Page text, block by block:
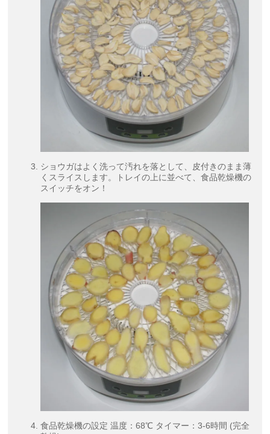
ショウガはよく洗って汚れを落として、皮付きのまま薄
くスライスします。トレイの上に並べて、食品乾燥機の
スイッチをオン！
食品乾燥機の設定 温度：68℃ タイマー：3-6時間 (完全